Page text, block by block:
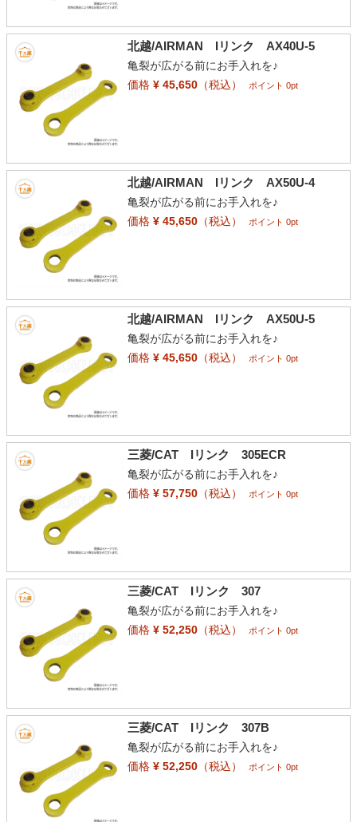
北越/AIRMAN Iリンク AX40U-5
亀裂が広がる前にお手入れを♪
価格¥ 45,650（税込） ポイント 0pt
北越/AIRMAN Iリンク AX50U-4
亀裂が広がる前にお手入れを♪
価格¥ 45,650（税込） ポイント 0pt
北越/AIRMAN Iリンク AX50U-5
亀裂が広がる前にお手入れを♪
価格¥ 45,650（税込） ポイント 0pt
三菱/CAT Iリンク 305ECR
亀裂が広がる前にお手入れを♪
価格¥ 57,750（税込） ポイント 0pt
三菱/CAT Iリンク 307
亀裂が広がる前にお手入れを♪
価格¥ 52,250（税込） ポイント 0pt
三菱/CAT Iリンク 307B
亀裂が広がる前にお手入れを♪
価格¥ 52,250（税込） ポイント 0pt